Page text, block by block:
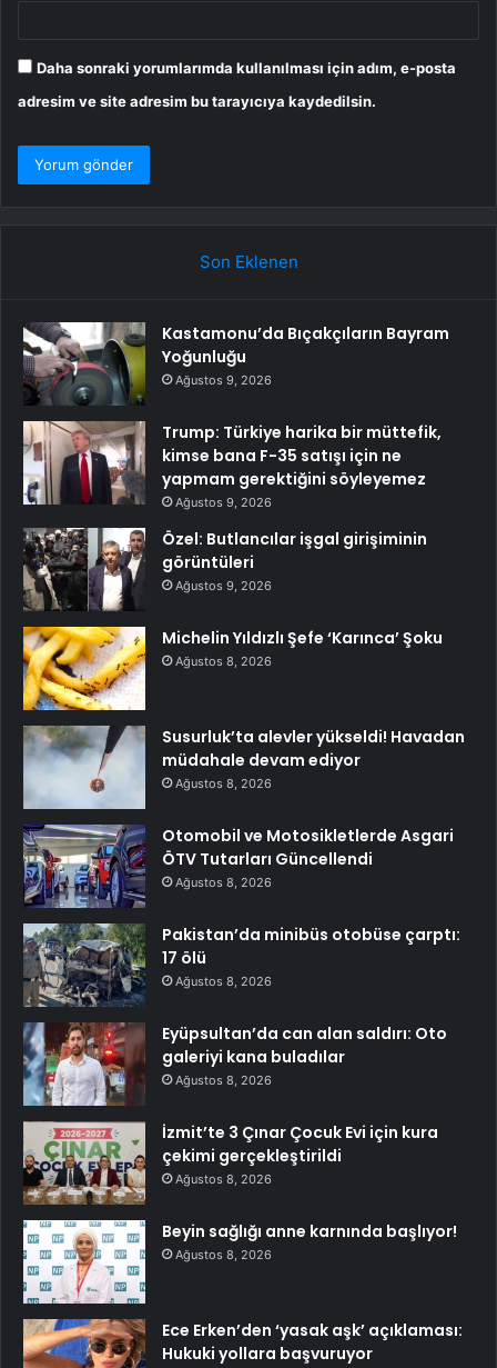
Daha sonraki yorumlarımda kullanılması için adım, e-posta
adresim ve site adresim bu tarayıcıya kaydedilsin.
Son Eklenen
Kastamonu’da Bıçakçıların Bayram
Yoğunluğu
Ağustos 9, 2026
Trump: Türkiye harika bir müttefik,
kimse bana F-35 satışı için ne
yapmam gerektiğini söyleyemez
Ağustos 9, 2026
Özel: Butlancılar işgal girişiminin
görüntüleri
Ağustos 9, 2026
Michelin Yıldızlı Şefe ‘Karınca’ Şoku
Ağustos 8, 2026
Susurluk’ta alevler yükseldi! Havadan
müdahale devam ediyor
Ağustos 8, 2026
Otomobil ve Motosikletlerde Asgari
ÖTV Tutarları Güncellendi
Ağustos 8, 2026
Pakistan’da minibüs otobüse çarptı:
17 ölü
Ağustos 8, 2026
Eyüpsultan’da can alan saldırı: Oto
galeriyi kana buladılar
Ağustos 8, 2026
İzmit’te 3 Çınar Çocuk Evi için kura
çekimi gerçekleştirildi
Ağustos 8, 2026
Beyin sağlığı anne karnında başlıyor!
Ağustos 8, 2026
Ece Erken’den ‘yasak aşk’ açıklaması:
Hukuki yollara başvuruyor